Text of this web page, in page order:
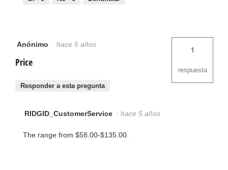
Anónimo · hace 5 años
Price
1
respuesta
Responder a esta pregunta
RIDGID_CustomerService · hace 5 años
The range from $58.00-$135.00.